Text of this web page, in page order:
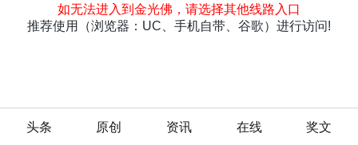
头条 原创 资讯 在线
奖文